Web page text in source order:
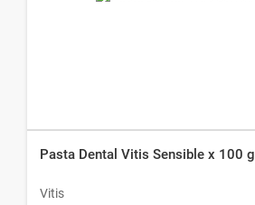
Pasta Dental Vitis Sensible x 100 g
Vitis